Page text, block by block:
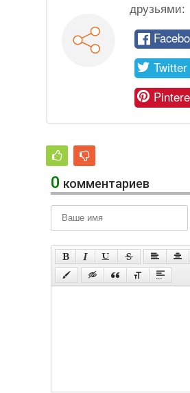
друзьями:
Twitter
0 комментариев